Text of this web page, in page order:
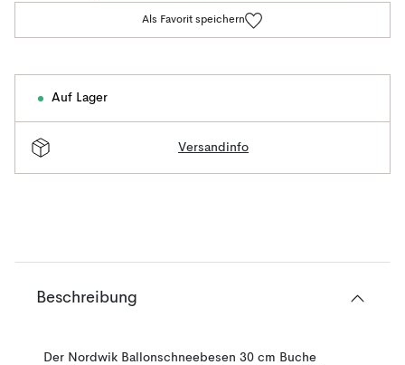
Als Favorit speichern
Auf Lager
Versandinfo
Beschreibung
Der Nordwik Ballonschneebesen 30 cm Buche